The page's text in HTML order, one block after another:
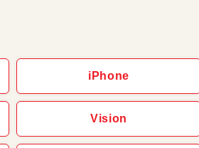
iPhone
Vision